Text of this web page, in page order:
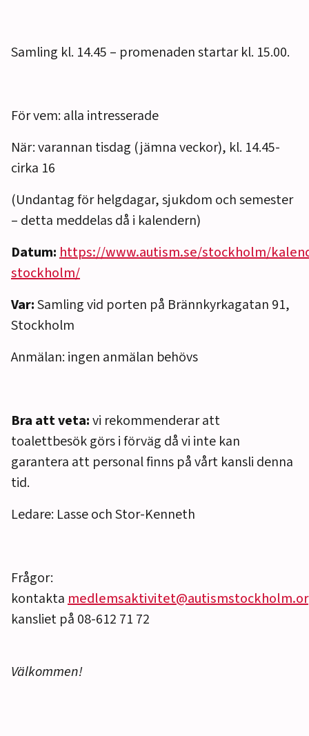
Samling kl. 14.45 – promenaden startar kl. 15.00.
För vem: alla intresserade
När: varannan tisdag (jämna veckor), kl. 14.45-
cirka 16
(Undantag för helgdagar, sjukdom och semester
– detta meddelas då i kalendern)
Datum:https://www.autism.se/stockholm/
stockholm/
Var:Samling vid porten på Brännkyrkagatan 91,
Stockholm
Anmälan: ingen anmälan behövs
Bra att veta:vi rekommenderar att
toalettbesök görs i förväg då vi inte kan
garantera att personal finns på vårt kansli denna
tid.
Ledare: Lasse och Stor-Kenneth
Frågor:
kontakta
kansliet på 08-612 71 72
Välkommen!